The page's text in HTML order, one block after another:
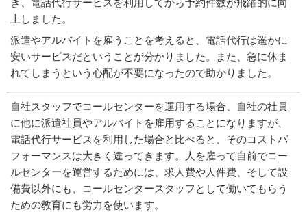
上しました。
派遣やアルバイトを雇うことを考えると、電話代行は遥かに
安いサービスだということが分かりました。また、急に休ま
れてしまうという心配が不要になったので助かりました。
自社スタッフでコールセンターを運用する場合、自社の社員
に他に派遣社員やアルバイトを雇用することになりますが、
電話代行サービスを利用した場合と比べると、そのコストパ
フォーマンスは大きく違ってきます。人を雇って自前でコー
ルセンターを運営するためには、求人費や人件費、そして設
備費以外にも、コールセンタースタッフとして働いてもらう
ための教育にも労力を使います。